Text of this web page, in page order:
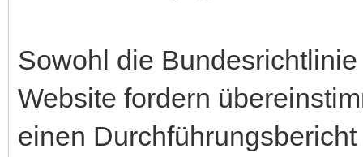
Sowohl die
Website fordern
einen